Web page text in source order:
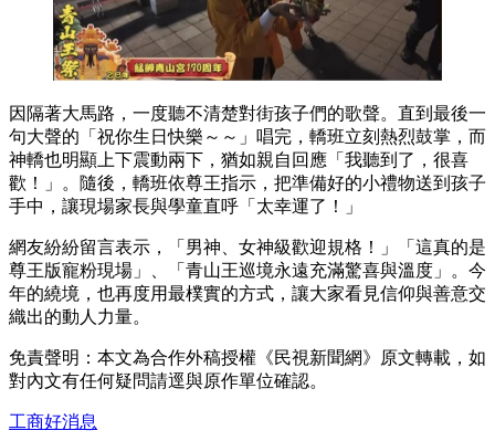
因隔著大馬路，一度聽不清楚對街孩子們的歌聲。直到最後一
句大聲的「祝你生日快樂～～」唱完，轎班立刻熱烈鼓掌，而
神轎也明顯上下震動兩下，猶如親自回應「我聽到了，很喜
歡！」。隨後，轎班依尊王指示，把準備好的小禮物送到孩子
手中，讓現場家長與學童直呼「太幸運了！」
網友紛紛留言表示，「男神、女神級歡迎規格！」「這真的是
尊王版寵粉現場」、「青山王巡境永遠充滿驚喜與溫度」。今
年的繞境，也再度用最樸實的方式，讓大家看見信仰與善意交
織出的動人力量。
免責聲明：本文為合作外稿授權《民視新聞網》原文轉載，如
對內文有任何疑問請逕與原作單位確認。
工商好消息